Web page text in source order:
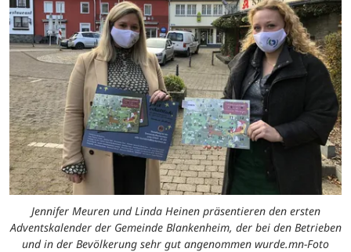
Jennifer Meuren und Linda Heinen präsentieren den ersten
Adventskalender der Gemeinde Blankenheim, der bei den Betrieben
und in der Bevölkerung sehr gut angenommen wurde.mn-Foto